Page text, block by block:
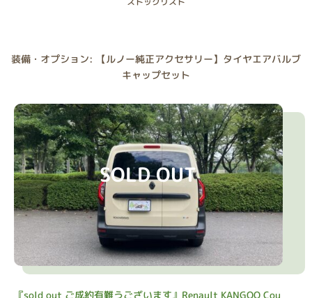
装備・オプション: 【ルノー純正アクセサリー】タイヤエアバルブ
キャップセット
SOLD OUT
『sold out ご成約有難うございます』Renault KANGOO Cou